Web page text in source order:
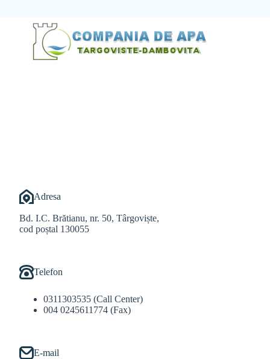
Adresa
Bd. I.C. Brătianu, nr. 50, Târgoviște,
cod poștal 130055
Telefon
0311303535 (Call Center)
004 0245611774 (Fax)
E-mail